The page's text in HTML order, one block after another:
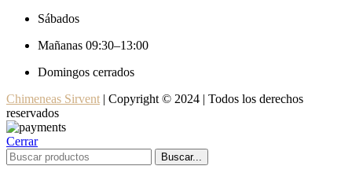
Sábados
Mañanas 09:30–13:00
Domingos cerrados
Chimeneas Sirvent | Copyright © 2024 | Todos los derechos
reservados
Cerrar
Buscar...